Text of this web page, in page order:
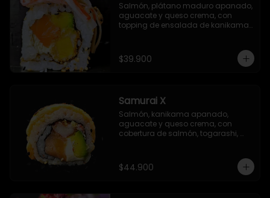
Salmón, plátano maduro apanado,
aguacate y queso crema, con
topping de ensalada de kanikama
$39.900
Samurai X
Salmón, kanikama apanado,
aguacate y queso crema, con
cobertura de salmón, togarashi,
$44.900